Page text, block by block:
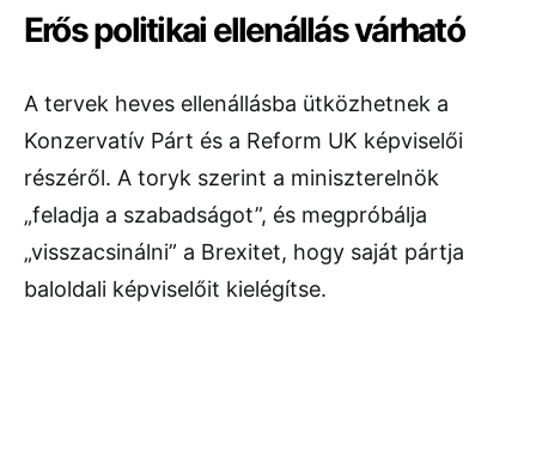
Erős politikai ellenállás várható
A tervek heves ellenállásba ütközhetnek a
Konzervatív Párt és a Reform UK képviselői
részéről. A toryk szerint a miniszterelnök
„feladja a szabadságot”, és megpróbálja
„visszacsinálni” a Brexitet, hogy saját pártja
baloldali képviselőit kielégítse.